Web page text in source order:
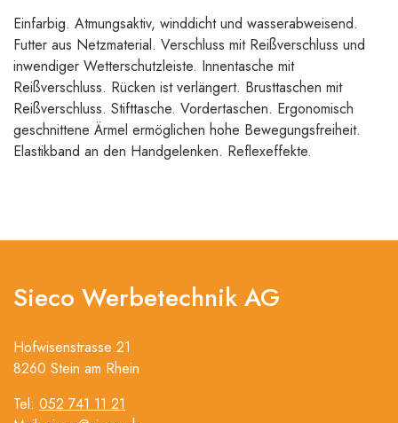
Einfarbig. Atmungsaktiv, winddicht und wasserabweisend.
Futter aus Netzmaterial. Verschluss mit Reißverschluss und
inwendiger Wetterschutzleiste. Innentasche mit
Reißverschluss. Rücken ist verlängert. Brusttaschen mit
Reißverschluss. Stifttasche. Vordertaschen. Ergonomisch
geschnittene Ärmel ermöglichen hohe Bewegungsfreiheit.
Elastikband an den Handgelenken. Reflexeffekte.
Sieco Werbetechnik AG
Hofwisenstrasse 21
8260 Stein am Rhein
Tel: 052 741 11 21